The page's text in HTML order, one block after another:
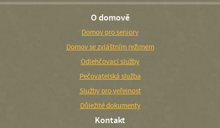
O domově
Domov pro seniory
Domov se zvláštním režimem
Odlehčovací služby
Pečovatelská služba
Služby pro veřejnost
Důležité dokumenty
Kontakt